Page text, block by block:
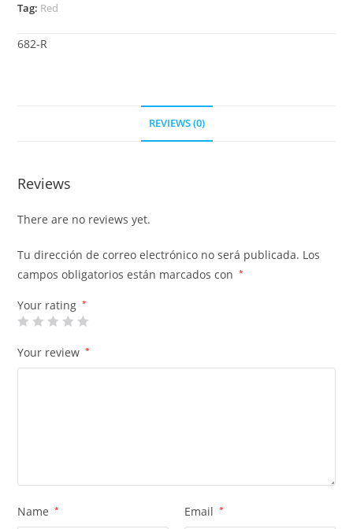
Tag: Red
682-R
REVIEWS (0)
Reviews
There are no reviews yet.
Tu dirección de correo electrónico no será publicada. Los
campos obligatorios están marcados con
*
Your rating *
Your review *
Name * Email *